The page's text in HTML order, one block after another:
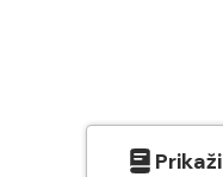
Prikaži